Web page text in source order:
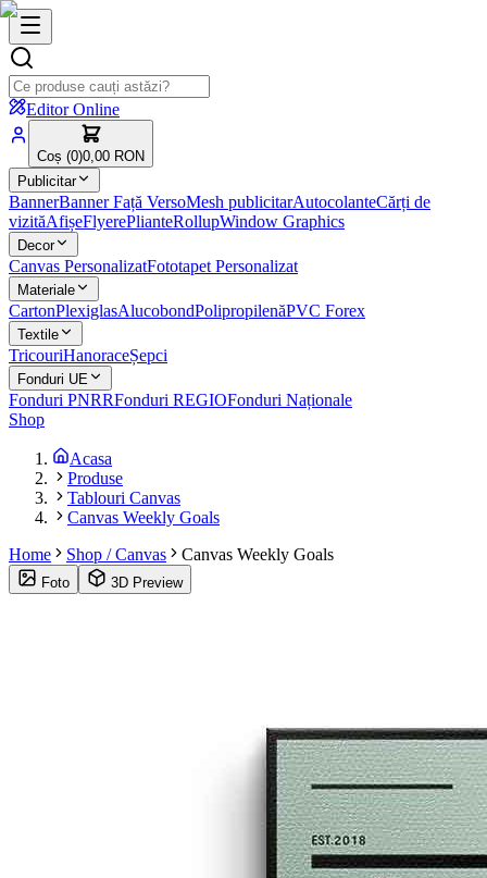
Editor Online
Coș (0)0,00 RON
Publicitar
BannerBanner Față VersoMesh publicitarAutocolanteCărți de
vizităAfișeFlyerePlianteRollupWindow Graphics
Decor
Canvas PersonalizatFototapet Personalizat
Materiale
CartonPlexiglasAlucobondPolipropilenăPVC Forex
Textile
TricouriHanoraceȘepci
Fonduri UE
Fonduri PNRRFonduri REGIOFonduri Naționale
Shop
Acasa
Produse
Tablouri Canvas
Canvas Weekly Goals
Home
Shop / Canvas Canvas Weekly Goals
Foto 3D Preview